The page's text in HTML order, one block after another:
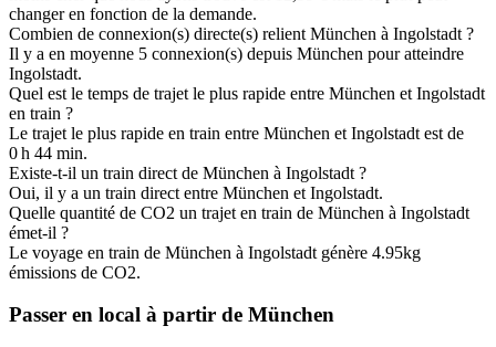
changer en fonction de la demande.
Combien de connexion(s) directe(s) relient München à Ingolstadt ?
Il y a en moyenne 5 connexion(s) depuis München pour atteindre
Ingolstadt.
Quel est le temps de trajet le plus rapide entre München et Ingolstadt
en train ?
Le trajet le plus rapide en train entre München et Ingolstadt est de
0 h 44 min.
Existe-t-il un train direct de München à Ingolstadt ?
Oui, il y a un train direct entre München et Ingolstadt.
Quelle quantité de CO2 un trajet en train de München à Ingolstadt
émet-il ?
Le voyage en train de München à Ingolstadt génère 4.95kg
émissions de CO2.
Passer en local à partir de München